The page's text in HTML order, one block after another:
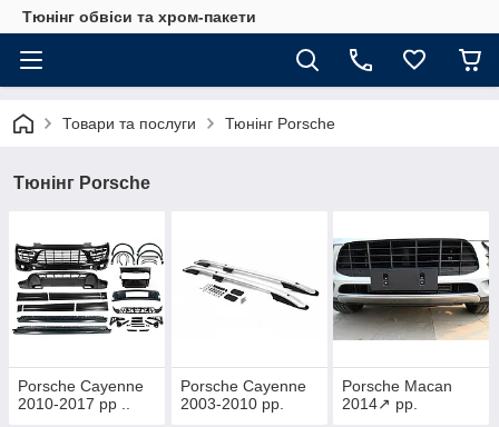
Тюнінг обвіси та хром-пакети
Товари та послуги Тюнінг Porsche
Тюнінг Porsche
Porsche Cayenne
2010-2017 рр ..
Porsche Cayenne
2003-2010 рр.
Porsche Macan
2014↗ рр.